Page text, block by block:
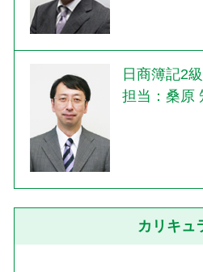
日商簿記2
担当：桑原
カリキュ